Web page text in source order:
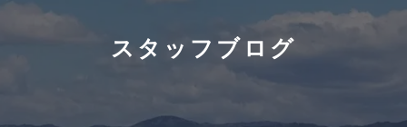
スタッフブログ